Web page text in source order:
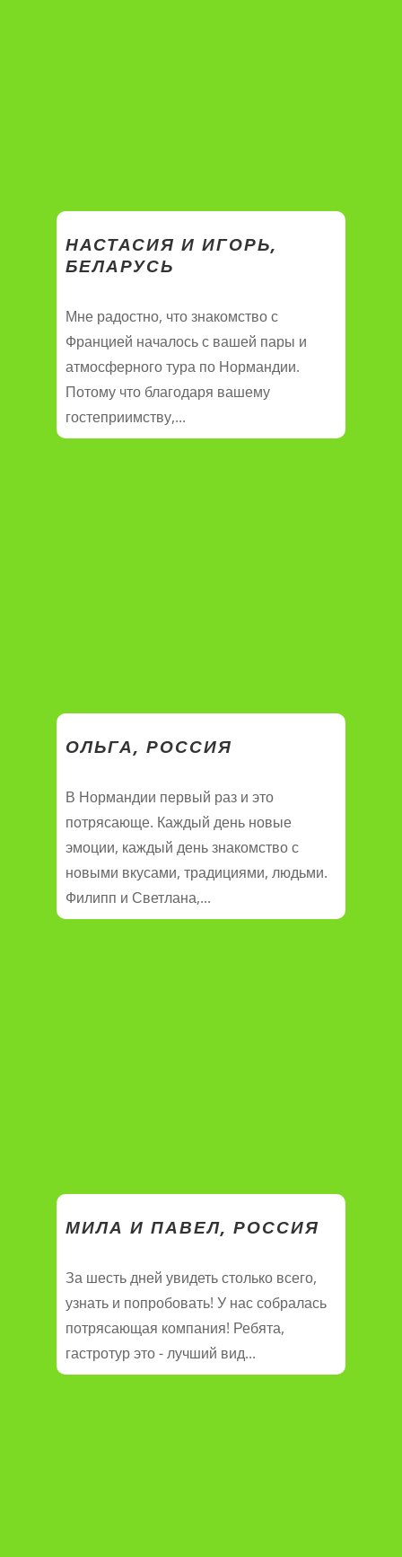
НАСТАСИЯ И ИГОРЬ,
БЕЛАРУСЬ
Мне радостно, что знакомство с
Францией началось с вашей пары и
атмосферного тура по Нормандии.
Потому что благодаря вашему
гостеприимству,...
ОЛЬГА, РОССИЯ
В Нормандии первый раз и это
потрясающе. Каждый день новые
эмоции, каждый день знакомство с
новыми вкусами, традициями, людьми.
Филипп и Светлана,...
МИЛА И ПАВЕЛ, РОССИЯ
За шесть дней увидеть столько всего,
узнать и попробовать! У нас собралась
потрясающая компания! Ребята,
гастротур это - лучший вид...